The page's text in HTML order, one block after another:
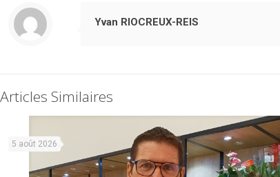
Yvan RIOCREUX-REIS
Articles Similaires
5 août 2026